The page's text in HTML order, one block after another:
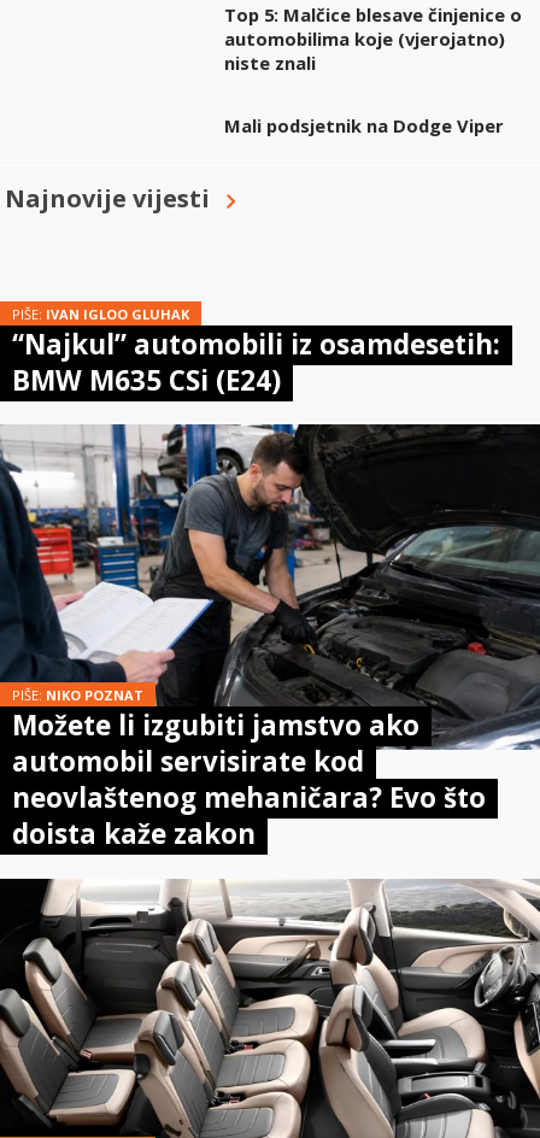
Top 5: Malčice blesave činjenice o
automobilima koje (vjerojatno)
niste znali
Mali podsjetnik na Dodge Viper
Najnovije vijesti
PIŠE: IVAN IGLOO GLUHAK
“Najkul” automobili iz osamdesetih:
BMW M635 CSi (E24)
PIŠE: NIKO POZNAT
Možete li izgubiti jamstvo ako
automobil servisirate kod
neovlaštenog mehaničara? Evo što
doista kaže zakon